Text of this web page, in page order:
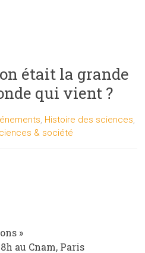
était la grande
qui vient ?
, Histoire des sciences,
& société
»
au Cnam, Paris